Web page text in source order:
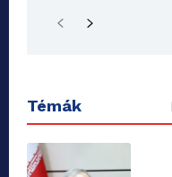
Témák